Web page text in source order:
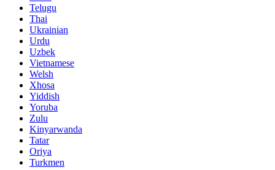
Telugu
Thai
Ukrainian
Urdu
Uzbek
Vietnamese
Welsh
Xhosa
Yiddish
Yoruba
Zulu
Kinyarwanda
Tatar
Oriya
Turkmen